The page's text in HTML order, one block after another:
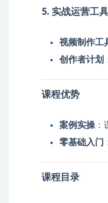
5. 实战运营工具
视频制作工
创作者计划
课程优势
案例实操
零基础入门
课程目录